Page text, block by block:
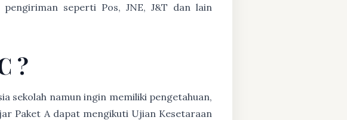
seperti Pos, JNE, J&T dan lain
?
sekolah namun ingin memiliki pengetahuan,
Paket A dapat mengikuti Ujian Kesetaraan